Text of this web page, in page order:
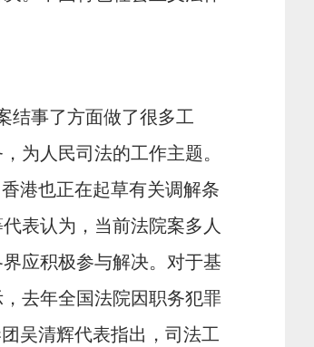
结事了方面做了很多工
为人民司法的工作主题。
港也正在起草有关调解条
表认为，当前法院案多人
应积极参与解决。对于基
去年全国法院因职务犯罪
吴清辉代表指出，司法工